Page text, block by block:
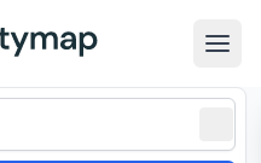
Zoradenie zoznamu